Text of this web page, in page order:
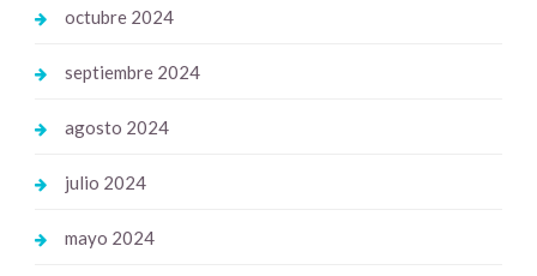
octubre 2024
septiembre 2024
agosto 2024
julio 2024
mayo 2024